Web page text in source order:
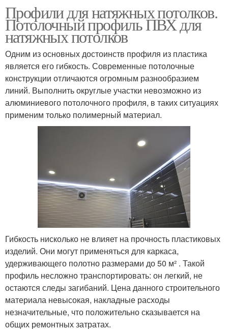
Профили для натяжных потолков.
Потолочный профиль ПВХ для
натяжных потолков
Одним из основных достоинств профиля из пластика
является его гибкость. Современные потолочные
конструкции отличаются огромным разнообразием
линий. Выполнить округлые участки невозможно из
алюминиевого потолочного профиля, в таких ситуациях
применим только полимерный материал.
Гибкость нисколько не влияет на прочность пластиковых
изделий. Они могут применяться для каркаса,
удерживающего полотно размерами до 50 м² . Такой
профиль несложно транспортировать: он легкий, не
остаются следы загибаний. Цена данного строительного
материала невысокая, накладные расходы
незначительные, что положительно сказывается на
общих ремонтных затратах.